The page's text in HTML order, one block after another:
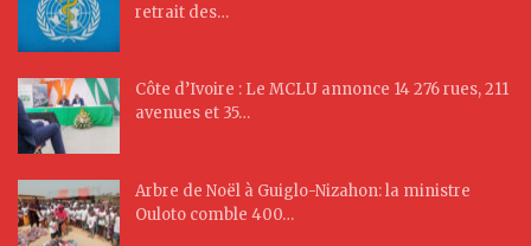
retrait des…
Côte d’Ivoire : Le MCLU annonce 14 276 rues, 211
avenues et 35…
Arbre de Noël à Guiglo-Nizahon: la ministre
Ouloto comble 400…